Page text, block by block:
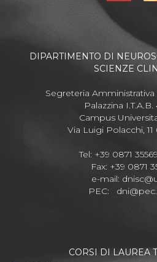
DIPARTIMENTO DI
SCIENZE
Segreteria
Palazzina I.T.A.B.
Campus
Via Luigi Polacchi, 11
Tel: +39 0871
Fax: +39 0871
e-mail:
PEC:
CORSI DI LAUREA